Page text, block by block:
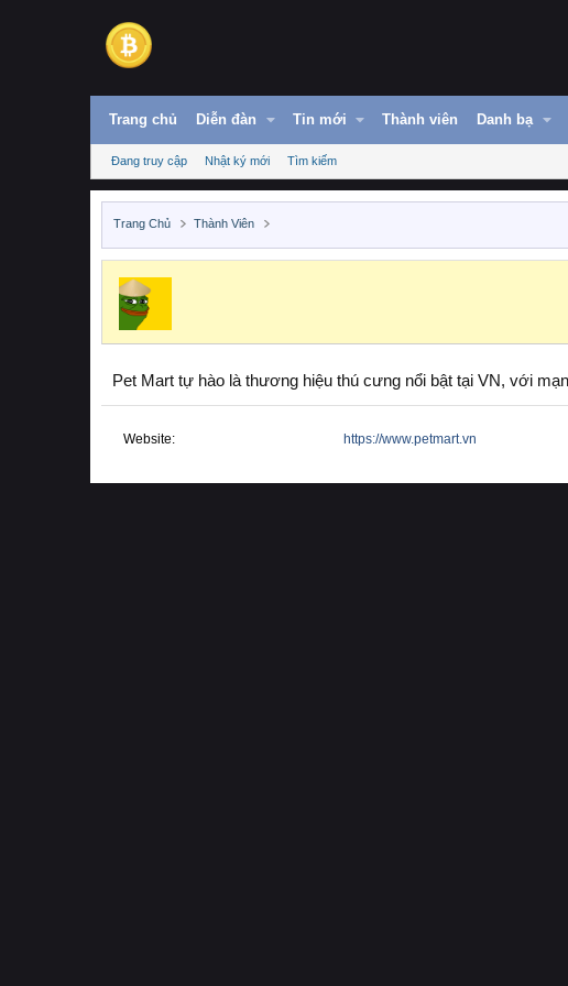
Trang chủ Diễn đàn Tin mới Thành viên Danh bạ
Đang truy cập Nhật ký mới Tìm kiếm
Trang Chủ Thành Viên
Pet Mart tự hào là thương hiệu thú cưng nổi bật tại VN, với
Website https://www.petmart.vn